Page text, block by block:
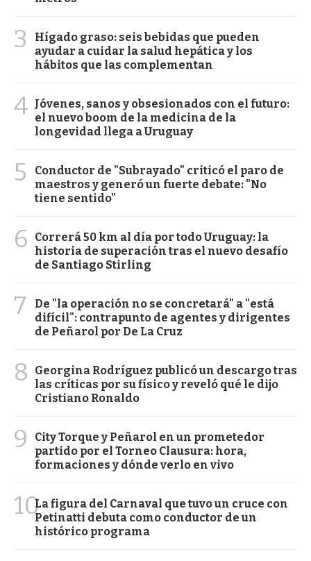
3
Hígado graso: seis bebidas que pueden
ayudar a cuidar la salud hepática y los
hábitos que las complementan
4 Jóvenes, sanos y obsesionados con el futuro:
el nuevo boom de la medicina de la
longevidad llega a Uruguay
5
Conductor de "Subrayado" criticó el paro de
maestros y generó un fuerte debate: "No
tiene sentido"
6
Correrá 50 km al día por todo Uruguay: la
historia de superación tras el nuevo desafío
de Santiago Stirling
7
De "la operación no se concretará" a "está
difícil": contrapunto de agentes y dirigentes
de Peñarol por De La Cruz
8
Georgina Rodríguez publicó un descargo tras
las críticas por su físico y reveló qué le dijo
Cristiano Ronaldo
9
City Torque y Peñarol en un prometedor
partido por el Torneo Clausura: hora,
formaciones y dónde verlo en vivo
10La figura del Carnaval que tuvo un cruce con
Petinatti debuta como conductor de un
histórico programa